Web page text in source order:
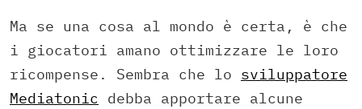
Ma se una cosa al mondo è certa, è che
i giocatori amano ottimizzare le loro
ricompense. Sembra che lo sviluppatore
Mediatonic debba apportare alcune